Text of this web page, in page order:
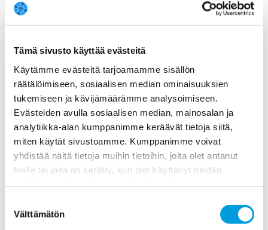
Tämä sivusto käyttää evästeitä
Käytämme evästeitä tarjoamamme sisällön
räätälöimiseen, sosiaalisen median ominaisuuksien
tukemiseen ja kävijämäärämme analysoimiseen.
Evästeiden avulla sosiaalisen median, mainosalan ja
analytiikka-alan kumppanimme keräävät tietoja siitä,
miten käytät sivustoamme. Kumppanimme voivat
yhdistää näitä tietoja muihin tietoihin, joita olet antanut
heille tai joita on kerätty, kun olet käyttänyt heidän
valinta
Välttämätön
28.4.2022
Hieman alle puolet (46 %) ekonomistipaneelin
vastaajista arvioi, että julkisen sosiaali- ja
terveydenhuollon palkkaharmonisaatio heikentää
työvoiman saatavuutta seuduilla, joissa ilmenee
rekrytointihaasteita. Eri mieltä on kahdeksan
prosenttia ja kannastaan epävarmoja...
kansantaloutta